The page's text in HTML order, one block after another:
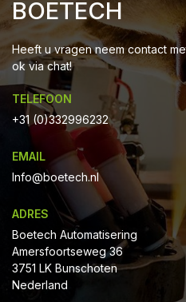
BOETECH
Heeft u vragen neem contact
ok via chat!
TELEFOON
+31 (0)332996232
EMAIL
Info@boetech.nl
ADRES
Boetech Automatisering
Amersfoortseweg 36
3751 LK Bunschoten
Nederland